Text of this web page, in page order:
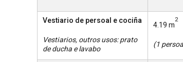
Vestiario de persoal e cociña
Vestiarios, outros usos: prato
de ducha e lavabo
4.19 m2
(1